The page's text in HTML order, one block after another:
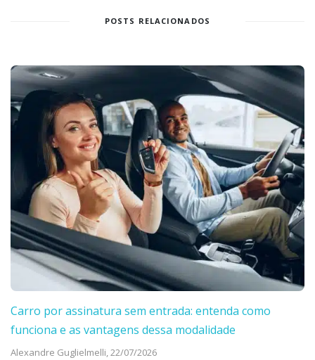
POSTS RELACIONADOS
Carro por assinatura sem entrada: entenda como
funciona e as vantagens dessa modalidade
Alexandre Guglielmelli,22/07/2026